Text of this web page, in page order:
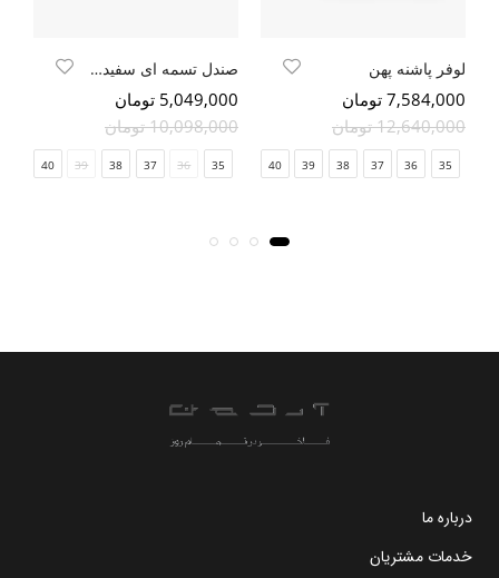
لوفر پاشنه پهن
7,584,000 تومان
12,640,000 تومان
35
36
37
38
39
40
صندل تسمه ای سفید - نوار نقره ایی
5,049,000 تومان
10,098,000 تومان
35
36
37
38
39
40
درباره ما
خدمات مشتریان